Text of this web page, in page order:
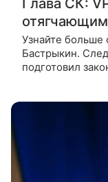
Глава СК:
Узнайте больше
Бастрыкин.
подготовил